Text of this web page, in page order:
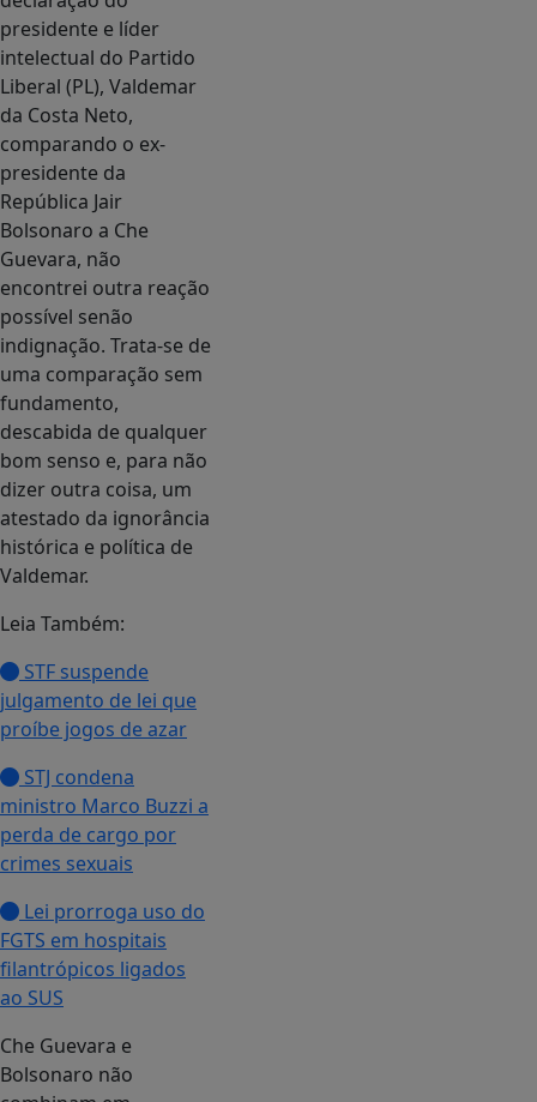
presidente e líder
intelectual do Partido
Liberal (PL), Valdemar
da Costa Neto,
comparando o ex-
presidente da
República Jair
Bolsonaro a Che
Guevara, não
encontrei outra reação
possível senão
indignação. Trata-se de
uma comparação sem
fundamento,
descabida de qualquer
bom senso e, para não
dizer outra coisa, um
atestado da ignorância
histórica e política de
Valdemar.
Leia Também:
STF suspende
julgamento de lei que
proíbe jogos de azar
STJ condena
ministro Marco Buzzi a
perda de cargo por
crimes sexuais
Lei prorroga uso do
FGTS em hospitais
filantrópicos ligados
ao SUS
Che Guevara e
Bolsonaro não